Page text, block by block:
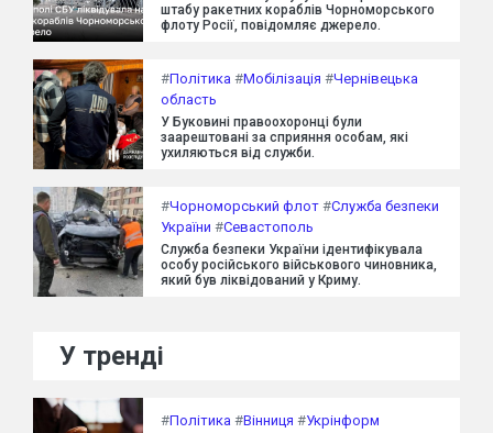
штабу ракетних кораблів Чорноморського
флоту Росії, повідомляє джерело.
#Політика #Мобілізація #Чернівецька
область
У Буковині правоохоронці були
заарештовані за сприяння особам, які
ухиляються від служби.
#Чорноморський флот #Служба безпеки
України #Севастополь
Служба безпеки України ідентифікувала
особу російського військового чиновника,
який був ліквідований у Криму.
У тренді
#Політика #Вінниця #Укрінформ